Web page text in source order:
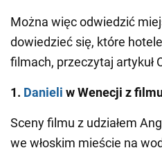
Można więc odwiedzić
dowiedzieć się, które
filmach, przeczytaj artykuł
1. Danieli w Wenecji z
Sceny filmu z udziałem
we włoskim mieście na